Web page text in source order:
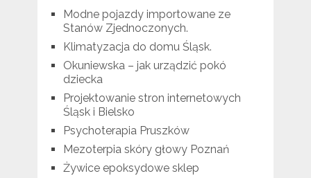
Modne pojazdy importowane ze
Stanów Zjednoczonych.
Klimatyzacja do domu Śląsk.
Okuniewska – jak urządzić pokó
dziecka
Projektowanie stron internetowych
Śląsk i Bielsko
Psychoterapia Pruszków
Mezoterpia skóry głowy Poznań
Żywice epoksydowe sklep